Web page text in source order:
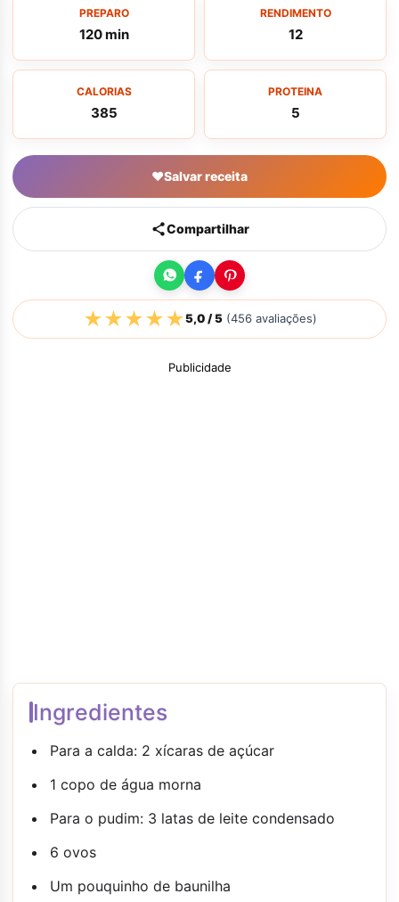
PREPARO
120 min
RENDIMENTO
12
CALORIAS
385
PROTEINA
5
♥Salvar receita
Compartilhar
★★★★★5,0/ 5(456avaliações)
Publicidade
Ingredientes
Para a calda: 2 xícaras de açúcar
1 copo de água morna
Para o pudim: 3 latas de leite condensado
6 ovos
Um pouquinho de baunilha